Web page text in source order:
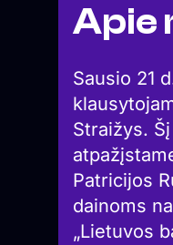
Apie
Sausio 21
Straižys.
Patricijos
dainoms
„Lietuvos